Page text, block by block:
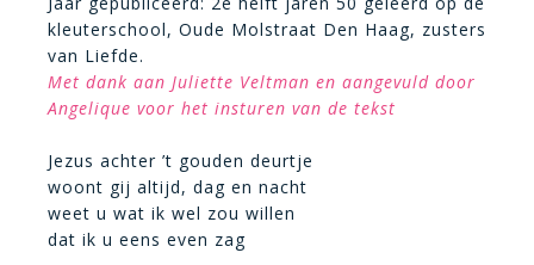
kleuterschool, Oude Molstraat Den Haag, zusters
van Liefde.
Met dank aan Juliette Veltman en aangevuld door
Angelique voor het insturen van de tekst
Jezus achter ’t gouden deurtje
woont gij altijd, dag en nacht
weet u wat ik wel zou willen
dat ik u eens even zag